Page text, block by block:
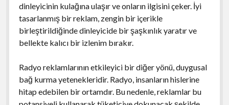
dinleyicinin kulağına ulaşır ve onların ilgisini çeker. İyi
tasarlanmış bir reklam, zengin bir içerikle
birleştirildiğinde dinleyicide bir şaşkınlık yaratır ve
bellekte kalıcı bir izlenim bırakır.
Radyo reklamlarının etkileyici bir diğer yönü, duygusal
bağ kurma yetenekleridir. Radyo, insanların hislerine
hitap edebilen bir ortamdır. Bu nedenle, reklamlar bu